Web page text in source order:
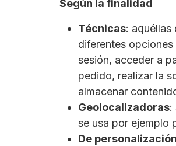
Según la finalidad
Técnicas: aquéllas
diferentes
sesión, acceder a
pedido, realizar la
almacenar
Geolocalizadoras:
se usa por ejemplo
De personalización